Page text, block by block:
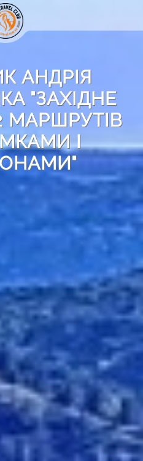
АНДРІЯ
"ЗАХІДНЕ
МАРШРУТІВ
І